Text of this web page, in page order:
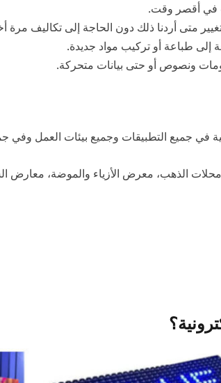
في أقصر وقت.
متى أردنا ذلك دون الحاجة إلى تكاليف مرة
إلى طباعة أو تركيب مواد جديدة.
ونصوص أو حتى بيانات متحركة.
في جميع التطبيقات وجميع بيئات العمل وفي
محلات الذهب، معرض الأزياء والموضة، معارض